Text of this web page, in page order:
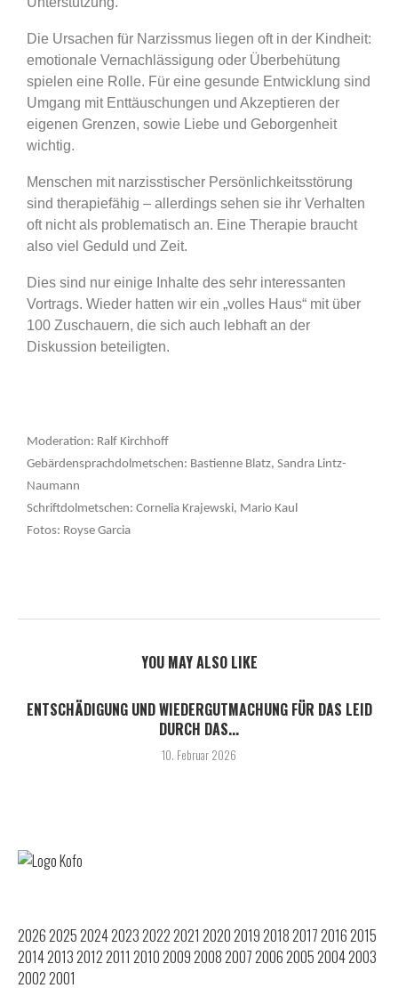
Die Ursachen für Narzissmus liegen oft in der Kindheit:
emotionale Vernachlässigung oder Überbehütung
spielen eine Rolle. Für eine gesunde Entwicklung sind
Umgang mit Enttäuschungen und Akzeptieren der
eigenen Grenzen, sowie Liebe und Geborgenheit
wichtig.
Menschen mit narzisstischer Persönlichkeitsstörung
sind therapiefähig – allerdings sehen sie ihr Verhalten
oft nicht als problematisch an. Eine Therapie braucht
also viel Geduld und Zeit.
Dies sind nur einige Inhalte des sehr interessanten
Vortrags. Wieder hatten wir ein „volles Haus“ mit über
100 Zuschauern, die sich auch lebhaft an der
Diskussion beteiligten.
Moderation: Ralf Kirchhoff
Gebärdensprachdolmetschen: Bastienne Blatz, Sandra Lintz-
Naumann
Schriftdolmetschen: Cornelia Krajewski, Mario Kaul
Fotos: Royse Garcia
YOU MAY ALSO LIKE
ENTSCHÄDIGUNG UND WIEDERGUTMACHUNG FÜR DAS LEID
DURCH DAS...
10. Februar 2026
202620252024202320222021 202020192018201720162015
2014201320122011 20102009200820072006200520042003
20022001